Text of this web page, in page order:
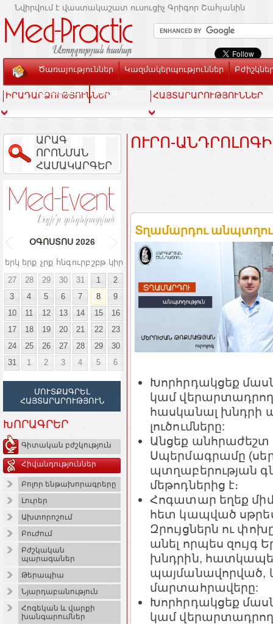
Նվիրվում է վաստակաշատ ուսուցիչ Գրիգոր Շահյանին
Ծառայություններ Կազմակերպություններ
Տեսասրահ Կապ
ԻՐԱԴԱՐՁՈՒԹՅՈՒՆՆԵՐ ՀԱՅՏԱՐԱՐՈՒԹՅՈՒՆՆԵՐ
ԱՐԱԳ
ՈՐՈՆՄԱՆ
ՀԱՄԱԿԱՐԳԵՐ
ՕԳՈՍՏՈՍ 2026
երկ երք չրք հնգուրբ շբթ կիր
27
28 29 30 31 1
2
3
4 5 6 7 8
9
10
11 12 13 14 15
16
17
18 19 20 21 22
23
24
25 26 27 28 29
30
31
1 2 3 4 5 6
ՄՈՒՏՔԱԳՐԵԼ
ՀԱՅՏԱՐԱՐՈՒԹՅՈՒՆ
ԽՈՐԱԳՐԵՐ
Գիտական բժշկություն
Հիվանդություններ
Բոլոր ենթախորագրերը
Լուրեր
Ախտորոշում
Բուժում
Բժշկական
պարագաներ
Թերապիա
Նյարդաբանություն
Հոգեկան և վարքի
խանգարումներ
ՈՒՐՈ-
Տղամարդու
Խորհրդակցեք
կամ
հասկանալ խնդրի
լուծումները:
Անցեք անհրաժեշտ
Սպերմագրամը
պտղաբերության
մեթոդներից է։
Հոգատար եղեք
հետ կապված
Զրույցներն ու
անել որպես զույգ
խնդրին,
պայմանավորված,
մարտահրավերը:
Խորհրդակցեք
կամ